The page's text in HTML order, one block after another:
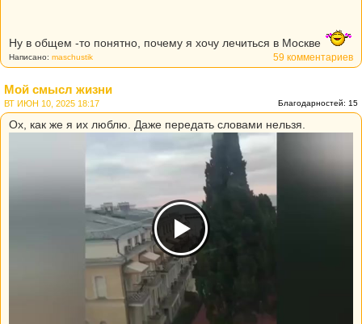
Ну в общем -то понятно, почему я хочу лечиться в Москве
59 комментариев
Написано: maschustik
Мой смысл жизни
Благодарностей: 15
ВТ ИЮН 10, 2025 18:17
Ох, как же я их люблю. Даже передать словами нельзя.